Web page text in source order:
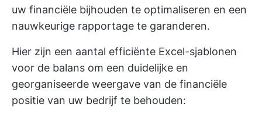
uw financiële bijhouden te optimaliseren en een
nauwkeurige rapportage te garanderen.
Hier zijn een aantal efficiënte Excel-sjablonen
voor de balans om een duidelijke en
georganiseerde weergave van de financiële
positie van uw bedrijf te behouden: